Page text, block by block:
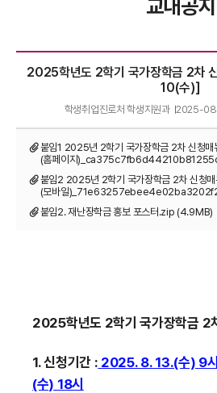
교내공지
2025학년도 2학기 국가장학금 2차
10(수)]
학생취업진로처 학생지원과 2025-
붙임1 2025년 2학기 국가장학금 2차 신청매
붙임2 2025년 2학기 국가장학금 2차 신청매
붙임2. 재난장학금 홍보 포스터.zip (4.9MB)
2025학년도 2학기 국가장학금 2
1. 신청기간 : 2025. 8. 13.(수) 9
(수) 18시